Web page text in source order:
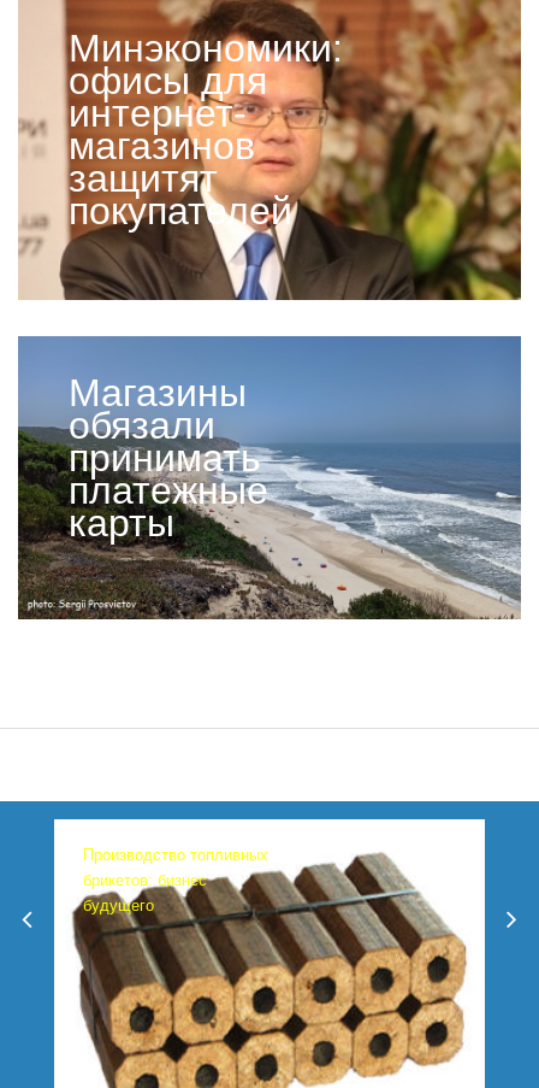
Минэкономики:
офисы для
интернет-
магазинов
защитят
покупателей
Магазины
обязали
принимать
платежные
карты
Производство топливных
брикетов: бизнес
будущего